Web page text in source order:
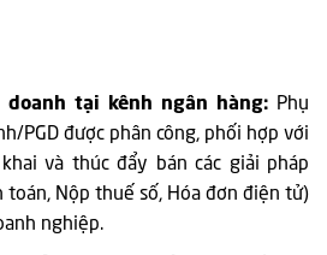
tại kênh ngân hàng: Phụ
PGD được phân công, phối hợp với
và thúc đẩy bán các giải pháp
toán, Nộp thuế số, Hóa đơn điện tử)
nghiệp.